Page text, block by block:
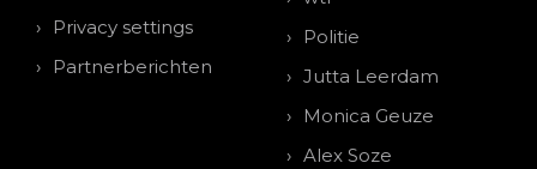
Privacy settings
Partnerberichten
Politie
Jutta Leerdam
Monica Geuze
Alex Soze